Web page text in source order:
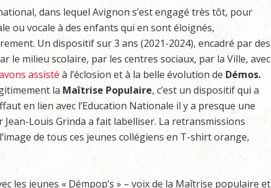
dans lequel Avignon s’est engagé très tôt, pour
ou vocale à des enfants qui en sont éloignés,
Un dispositif sur 3 ans (2021-2024), encadré par des
milieu scolaire, par les centres sociaux, par la Ville, avec
assisté à l’éclosion et à la belle évolution de Démos.
la Maîtrise Populaire, c’est un dispositif qui a
en lien avec l’Education Nationale il y a presque une
Jean-Louis Grinda a fait labelliser. La retransmissions
de tous ces jeunes collégiens en T-shirt orange,
les jeunes « Démpop’s » – voix de la Maîtrise populaire et